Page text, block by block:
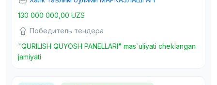
130 000 000,00 UZS
Победитель тендера
"QURILISH QUYOSH PANELLARI" mas`uliyati cheklangan
jamiyati